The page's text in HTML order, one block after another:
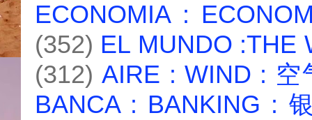
ECONOMIA :
(352) EL MUNDO :THE
(312) AIRE : WIND : 空
BANCA : BANKING :